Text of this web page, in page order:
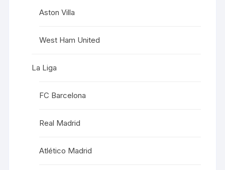
Aston Villa
West Ham United
La Liga
FC Barcelona
Real Madrid
Atlético Madrid